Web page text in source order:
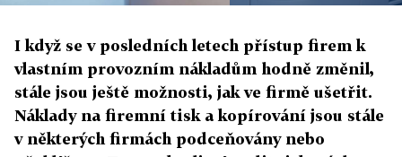
I když se v posledních letech přístup firem k
vlastním provozním nákladům hodně změnil,
stále jsou ještě možnosti, jak ve firmě ušetřit.
Náklady na firemní tisk a kopírování jsou stále
v některých firmách podceňovány nebo